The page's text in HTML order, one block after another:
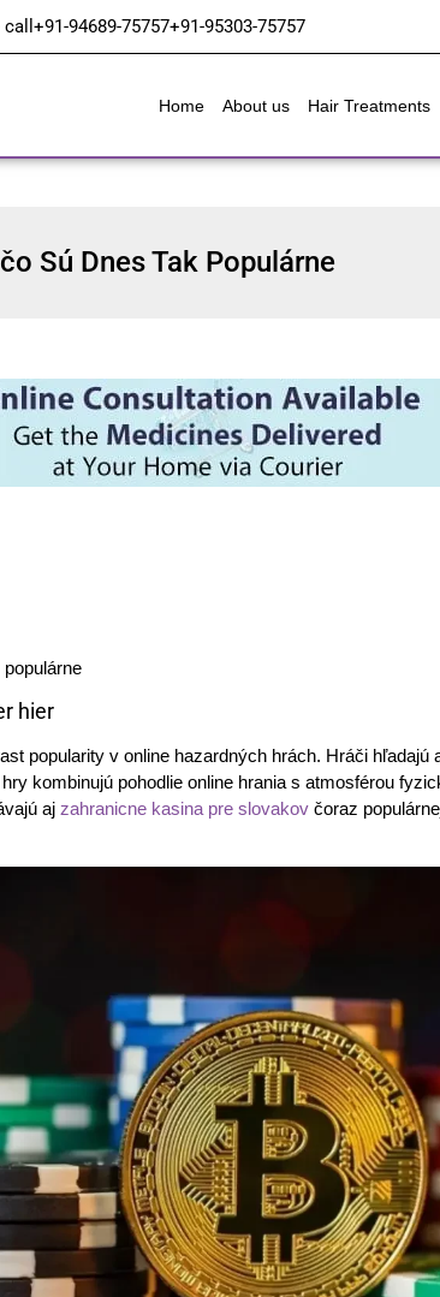
+91-94689-75757+91-95303-75757
Home About us Hair Treatments
Sú Dnes Tak Populárne
hier
popularity v online hazardných hrách. Hráči hľadajú
kombinujú pohodlie online hrania s atmosférou
aj zahranicne kasina pre slovakov čoraz